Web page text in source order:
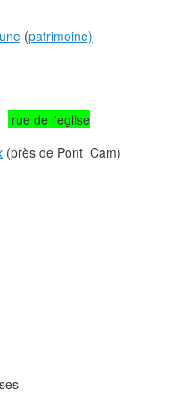
(patrimoine)
rue de l'église
(près de Pont Cam)
-